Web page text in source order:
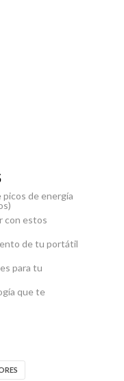
de energía
con estos
de tu portátil
para tu
que te